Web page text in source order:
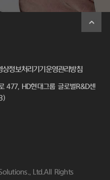
상정보처리기기운영관리방침
477, HD현대그룹 글로벌R&D센
Ltd.All Rights